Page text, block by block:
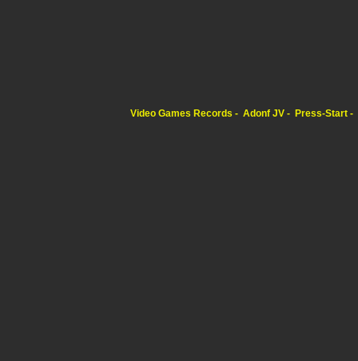
Video Games Records Adonf JV Press-Start